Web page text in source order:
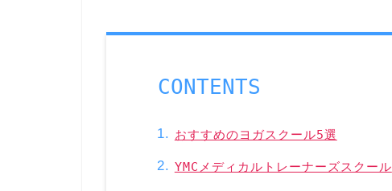
CONTENTS
おすすめのヨガスクール5選
YMCメディカルトレーナーズスクール